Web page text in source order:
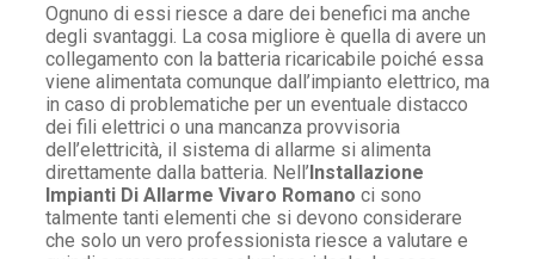
Ognuno di essi riesce a dare dei benefici ma anche
degli svantaggi. La cosa migliore è quella di avere un
collegamento con la batteria ricaricabile poiché essa
viene alimentata comunque dall’impianto elettrico, ma
in caso di problematiche per un eventuale distacco
dei fili elettrici o una mancanza provvisoria
dell’elettricità, il sistema di allarme si alimenta
direttamente dalla batteria. Nell’Installazione
Impianti Di Allarme Vivaro Romano ci sono
talmente tanti elementi che si devono considerare
che solo un vero professionista riesce a valutare e